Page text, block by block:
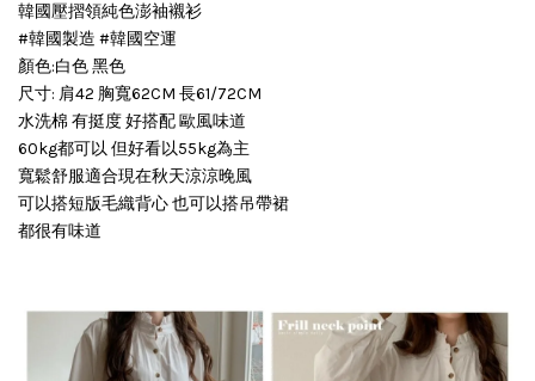
韓國壓摺領純色澎袖襯衫
#韓國製造 #韓國空運
顏色:白色 黑色
尺寸: 肩42 胸寬62CM 長61/72CM
水洗棉 有挺度 好搭配 歐風味道
60kg都可以 但好看以55kg為主
寬鬆舒服適合現在秋天涼涼晚風
可以搭短版毛織背心 也可以搭吊帶裙
都很有味道